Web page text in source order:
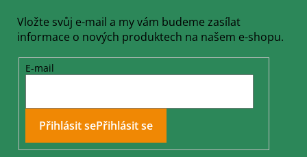
Vložte svůj e-mail a my vám budeme zasílat
informace o nových produktech na našem e-shopu.
E-mail
Přihlásit se